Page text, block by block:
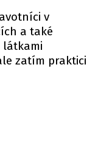
v
a také
látkami
zatím praktici